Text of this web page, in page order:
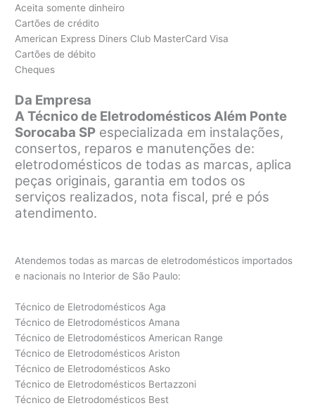
Aceita somente dinheiro
Cartões de crédito
American Express Diners Club MasterCard Visa
Cartões de débito
Cheques
Da Empresa
A Técnico de Eletrodomésticos Além Ponte
Sorocaba SP especializada em instalações,
consertos, reparos e manutenções de:
eletrodomésticos de todas as marcas, aplica
peças originais, garantia em todos os
serviços realizados, nota fiscal, pré e pós
atendimento.
Atendemos todas as marcas de eletrodomésticos importados
e nacionais no Interior de São Paulo:
Técnico de Eletrodomésticos Aga
Técnico de Eletrodomésticos Amana
Técnico de Eletrodomésticos American Range
Técnico de Eletrodomésticos Ariston
Técnico de Eletrodomésticos Asko
Técnico de Eletrodomésticos Bertazzoni
Técnico de Eletrodomésticos Best